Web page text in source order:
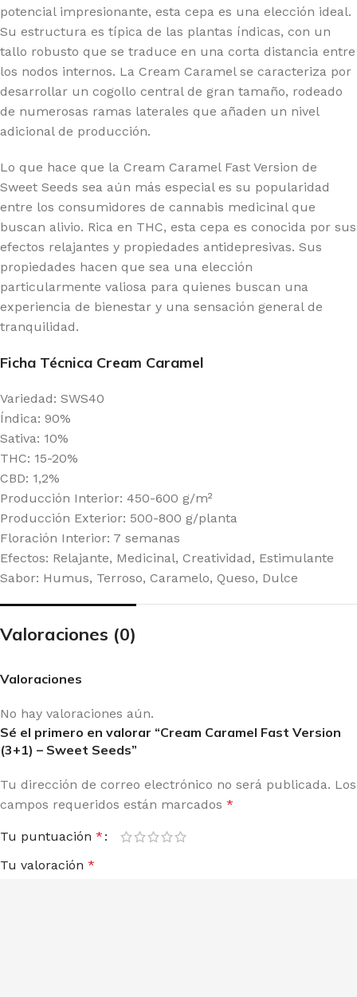
potencial impresionante, esta cepa es una elección ideal.
Su estructura es típica de las plantas índicas, con un
tallo robusto que se traduce en una corta distancia entre
los nodos internos. La Cream Caramel se caracteriza por
desarrollar un cogollo central de gran tamaño, rodeado
de numerosas ramas laterales que añaden un nivel
adicional de producción.
Lo que hace que la Cream Caramel Fast Version de
Sweet Seeds sea aún más especial es su popularidad
entre los consumidores de cannabis medicinal que
buscan alivio. Rica en THC, esta cepa es conocida por sus
efectos relajantes y propiedades antidepresivas. Sus
propiedades hacen que sea una elección
particularmente valiosa para quienes buscan una
experiencia de bienestar y una sensación general de
tranquilidad.
Ficha Técnica Cream Caramel
Variedad: SWS40
Índica: 90%
Sativa: 10%
THC: 15-20%
CBD: 1,2%
Producción Interior: 450-600 g/m²
Producción Exterior: 500-800 g/planta
Floración Interior: 7 semanas
Efectos: Relajante, Medicinal, Creatividad, Estimulante
Sabor: Humus, Terroso, Caramelo, Queso, Dulce
Valoraciones (0)
Valoraciones
No hay valoraciones aún.
Sé el primero en valorar “Cream Caramel Fast Version
(3+1) – Sweet Seeds”
Tu dirección de correo electrónico no será publicada. Los
campos requeridos están marcados *
Tu puntuación *
Tu valoración *